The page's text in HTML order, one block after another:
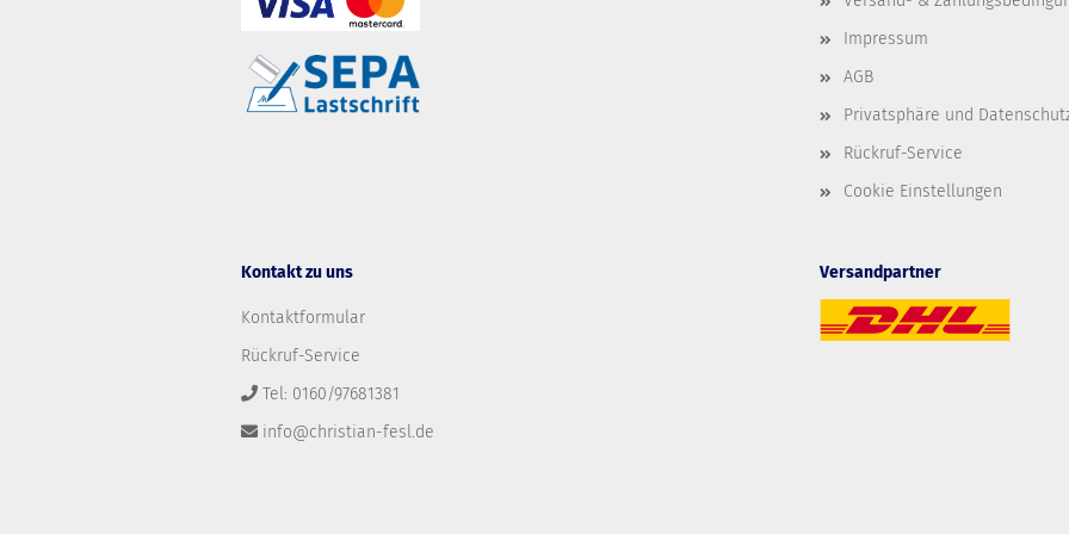
Impressum
AGB
Privatsphäre und
Rückruf-Service
Cookie Einstellungen
Kontakt zu uns
Kontaktformular
Rückruf-Service
Tel: 0160/97681381
info@christian-fesl.de
Versandpartner